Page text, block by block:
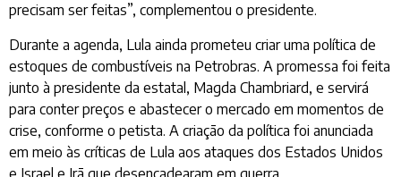
precisam ser feitas”, complementou o presidente.
Durante a agenda, Lula ainda prometeu criar uma política de
estoques de combustíveis na Petrobras. A promessa foi feita
junto à presidente da estatal, Magda Chambriard, e servirá
para conter preços e abastecer o mercado em momentos de
crise, conforme o petista. A criação da política foi anunciada
em meio às críticas de Lula aos ataques dos Estados Unidos
e Israel e Irã que desencadearam em guerra.